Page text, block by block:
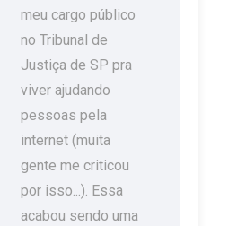
meu cargo público
no Tribunal de
Justiça de SP pra
viver ajudando
pessoas pela
internet (muita
gente me criticou
por isso...). Essa
acabou sendo uma